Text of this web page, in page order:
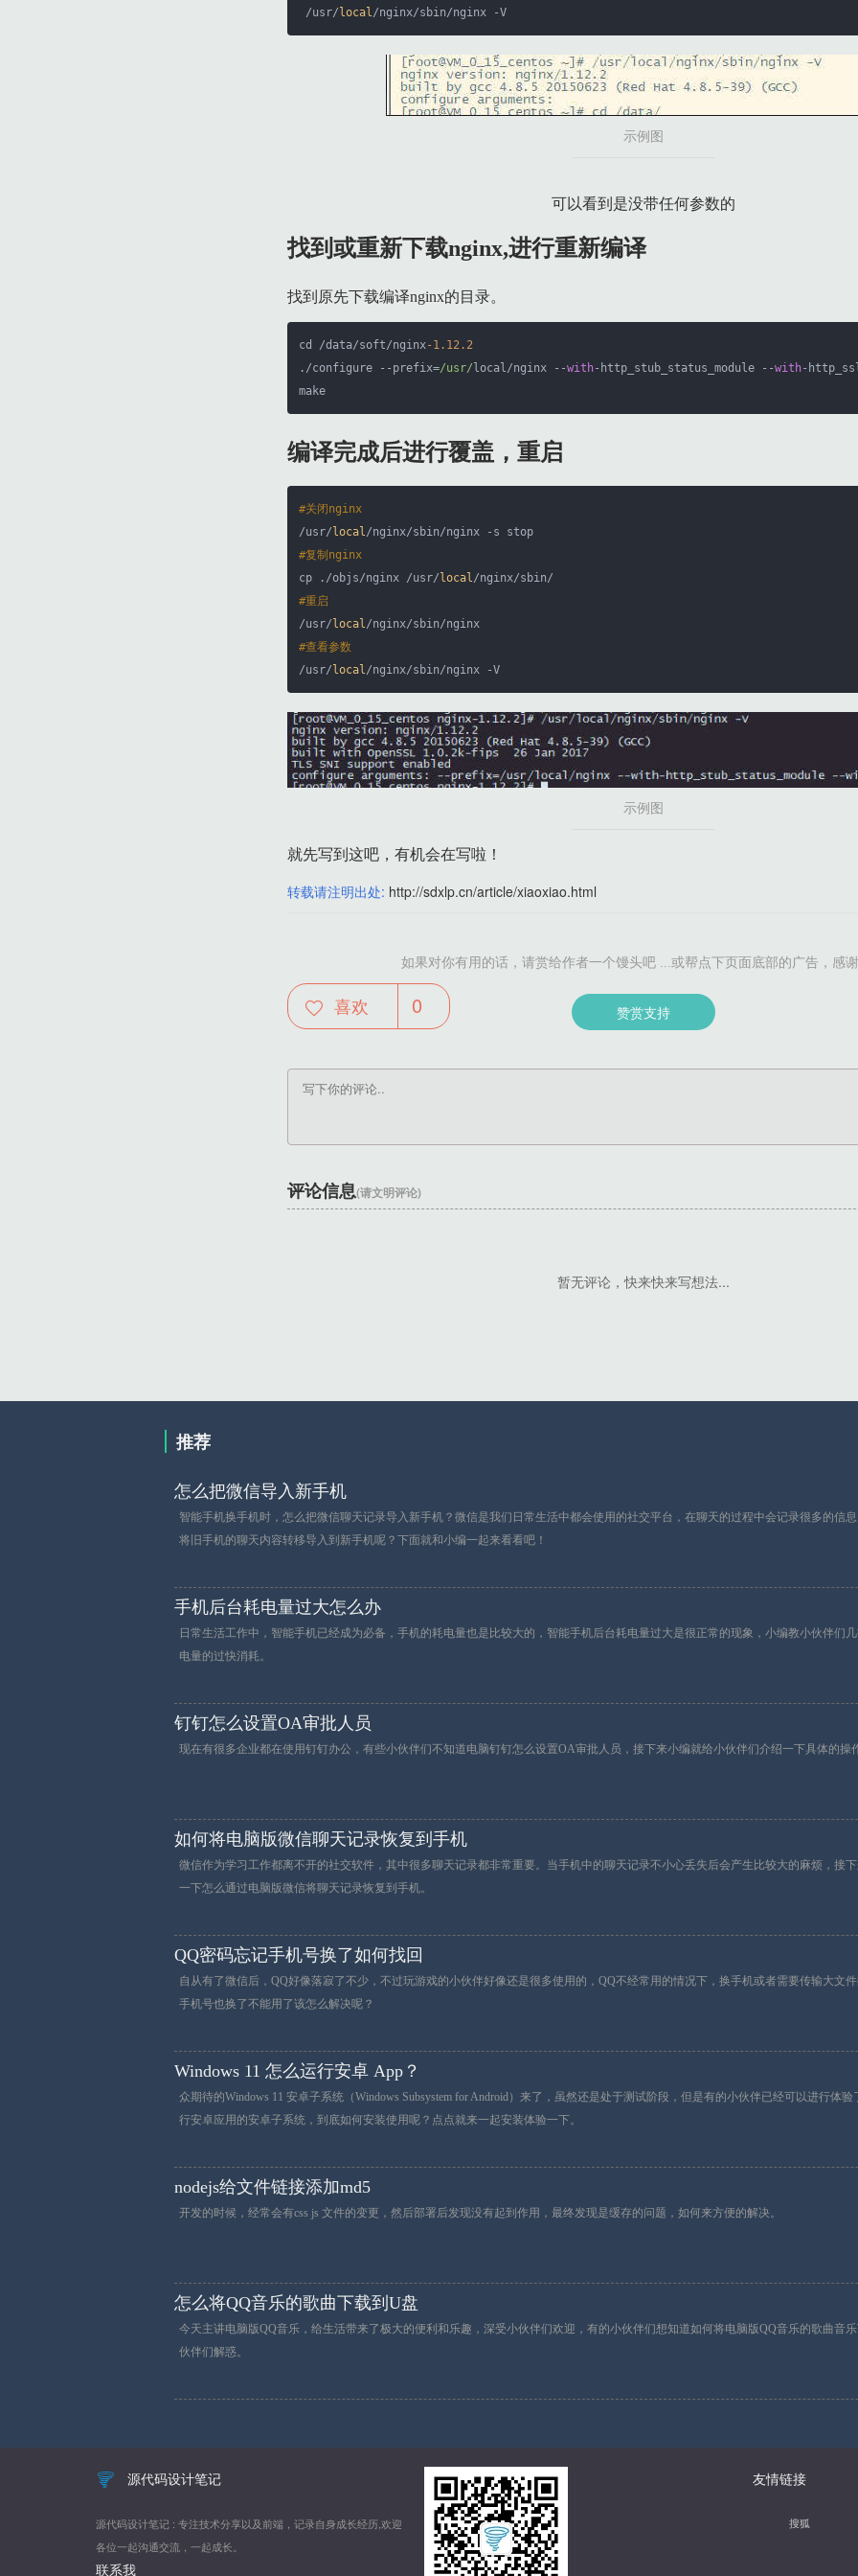
/usr/ local/nginx/sbin/nginx -V
示例图
可以看到是没带任何参数的
找到或重新下载nginx,进行重新编译
找到原先下载编译nginx的目录。
cd /data/soft/nginx-1.12.2
./configure --prefix=/usr/ local/nginx --with-http_stub_status_module --with-
make
编译完成后进行覆盖，重启
#关闭nginx
/usr/ local
#复制nginx
cp ./objs/nginx /usr/ local
#重启
/usr/ local
#查看参数
/usr/ local/nginx/sbin/nginx -V
示例图
就先写到这吧，有机会在写啦！
转载请注明出处: http://sdxlp.cn/article/xiaoxiao.html
如果对你有用的话，请赏给作者一个馒头吧 ...或帮点下页面底部的广告，感
赞赏支持
喜欢 0
评论信息(请文明评论)
暂无评论，快来快来写想法...
推荐
怎么把微信导入新手机
智能手机换手机时，怎么把微信聊天记录导入新手机？微信是我们日常生活中都会使用的社交平台，在聊天的过程中会记录很多的信
将旧手机的聊天内容转移导入到新手机呢？下面就和小编一起来看看吧！
手机后台耗电量过大怎么办
日常生活工作中，智能手机已经成为必备，手机的耗电量也是比较大的，智能手机后台耗电量过大是很正常的现象，小编教小伙伴们
电量的过快消耗。
钉钉怎么设置OA审批人员
现在有很多企业都在使用钉钉办公，有些小伙伴们不知道电脑钉钉怎么设置OA审批人员，接下来小编就给小伙伴们介绍一下具体的操
如何将电脑版微信聊天记录恢复到手机
微信作为学习工作都离不开的社交软件，其中很多聊天记录都非常重要。当手机中的聊天记录不小心丢失后会产生比较大的麻烦，接
一下怎么通过电脑版微信将聊天记录恢复到手机。
QQ密码忘记手机号换了如何找回
自从有了微信后，QQ好像落寂了不少，不过玩游戏的小伙伴好像还是很多使用的，QQ不经常用的情况下，换手机或者需要传输大文
手机号也换了不能用了该怎么解决呢？
Windows 11 怎么运行安卓 App？
众期待的Windows 11 安卓子系统（Windows Subsystem for Android）来了，虽然还是处于测试阶段，但是有的小伙伴已经可以进行体
行安卓应用的安卓子系统，到底如何安装使用呢？点点就来一起安装体验一下。
nodejs给文件链接添加md5
开发的时候，经常会有css js 文件的变更，然后部署后发现没有起到作用，最终发现是缓存的问题，如何来方便的解决。
怎么将QQ音乐的歌曲下载到U盘
今天主讲电脑版QQ音乐，给生活带来了极大的便利和乐趣，深受小伙伴们欢迎，有的小伙伴们想知道如何将电脑版QQ音乐的歌曲音
伙伴们解惑。
源代码设计笔记
源代码设计笔记 : 专注技术分享以及前端，记录自身成长经历,欢迎
各位一起沟通交流，一起成长。
联系我
友情链接
搜狐